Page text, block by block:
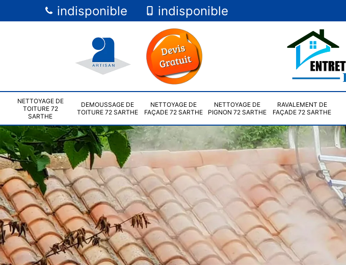
indisponible indisponible
NETTOYAGE DE
TOITURE 72
SARTHE
DEMOUSSAGE DE
TOITURE 72 SARTHE
NETTOYAGE DE
FAÇADE 72 SARTHE
NETTOYAGE DE
PIGNON 72 SARTHE
RAVALEMENT DE
FAÇADE 72 SARTHE